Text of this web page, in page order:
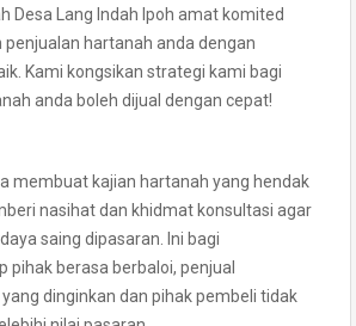
Desa Lang Indah Ipoh amat komited
hartanah anda dengan
Kami kongsikan strategi kami bagi
anda boleh dijual dengan cepat!
membuat kajian hartanah yang hendak
nasihat dan khidmat konsultasi agar
saing dipasaran. Ini bagi
pihak berasa berbaloi, penjual
dinginkan dan pihak pembeli tidak